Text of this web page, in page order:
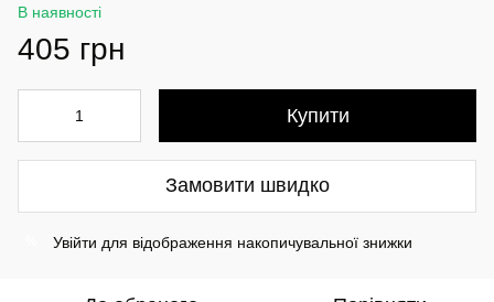
В наявності
405 грн
Купити
Замовити швидко
Увійти для відображення накопичувальної знижки